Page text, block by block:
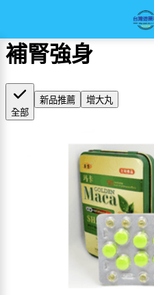
補腎強身
全部
新品推薦 增大丸